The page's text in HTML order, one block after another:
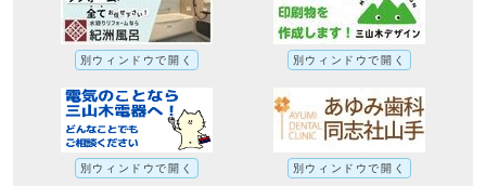
別ウィンドウで開く 別ウィンドウで開く
別ウィンドウで開く 別ウィンドウで開く